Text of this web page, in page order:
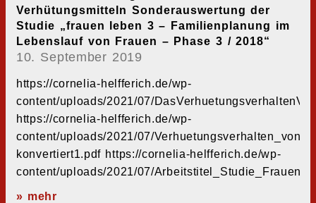
Verhütungsmitteln Sonderauswertung der
Studie „frauen leben 3 – Familienplanung im
Lebenslauf von Frauen – Phase 3 / 2018“
10. September 2019
https://cornelia-helfferich.de/wp-
content/uploads/2021/07/
https://cornelia-helfferich.de/wp-
content/uploads/2021/07/
konvertiert1.pdf https://cornelia-helfferich.de/wp-
content/uploads/2021/07/
» mehr